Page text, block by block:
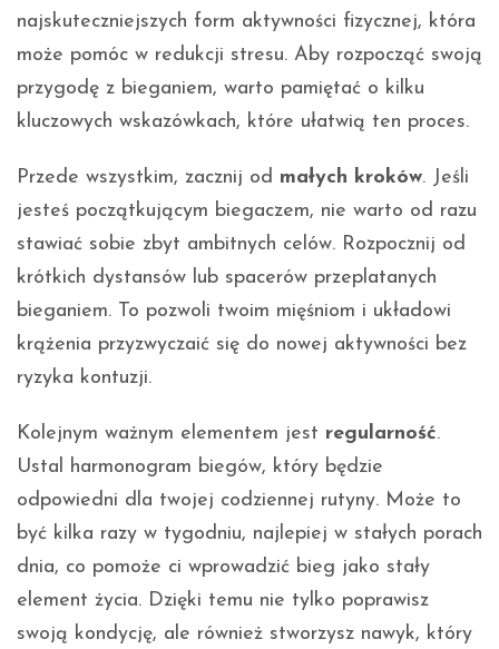
najskuteczniejszych form aktywności fizycznej, która
może pomóc w redukcji stresu. Aby rozpocząć swoją
przygodę z bieganiem, warto pamiętać o kilku
kluczowych wskazówkach, które ułatwią ten proces.
Przede wszystkim, zacznij od małych kroków. Jeśli
jesteś początkującym biegaczem, nie warto od razu
stawiać sobie zbyt ambitnych celów. Rozpocznij od
krótkich dystansów lub spacerów przeplatanych
bieganiem. To pozwoli twoim mięśniom i układowi
krążenia przyzwyczaić się do nowej aktywności bez
ryzyka kontuzji.
Kolejnym ważnym elementem jest regularność.
Ustal harmonogram biegów, który będzie
odpowiedni dla twojej codziennej rutyny. Może to
być kilka razy w tygodniu, najlepiej w stałych porach
dnia, co pomoże ci wprowadzić bieg jako stały
element życia. Dzięki temu nie tylko poprawisz
swoją kondycję, ale również stworzysz nawyk, który